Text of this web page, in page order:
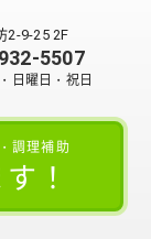
2-9-25 2F
5507
日曜日・祝日
調理補助
！